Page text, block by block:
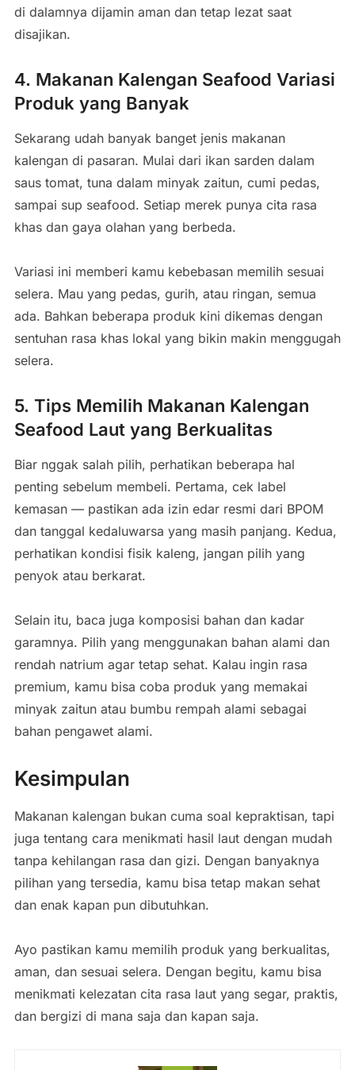
di dalamnya dijamin aman dan tetap lezat saat
disajikan.
4. Makanan Kalengan Seafood Variasi
Produk yang Banyak
Sekarang udah banyak banget jenis makanan
kalengan di pasaran. Mulai dari ikan sarden dalam
saus tomat, tuna dalam minyak zaitun, cumi pedas,
sampai sup seafood. Setiap merek punya cita rasa
khas dan gaya olahan yang berbeda.
Variasi ini memberi kamu kebebasan memilih sesuai
selera. Mau yang pedas, gurih, atau ringan, semua
ada. Bahkan beberapa produk kini dikemas dengan
sentuhan rasa khas lokal yang bikin makin menggugah
selera.
5. Tips Memilih Makanan Kalengan
Seafood Laut yang Berkualitas
Biar nggak salah pilih, perhatikan beberapa hal
penting sebelum membeli. Pertama, cek label
kemasan — pastikan ada izin edar resmi dari BPOM
dan tanggal kedaluwarsa yang masih panjang. Kedua,
perhatikan kondisi fisik kaleng, jangan pilih yang
penyok atau berkarat.
Selain itu, baca juga komposisi bahan dan kadar
garamnya. Pilih yang menggunakan bahan alami dan
rendah natrium agar tetap sehat. Kalau ingin rasa
premium, kamu bisa coba produk yang memakai
minyak zaitun atau bumbu rempah alami sebagai
bahan pengawet alami.
Kesimpulan
Makanan kalengan bukan cuma soal kepraktisan, tapi
juga tentang cara menikmati hasil laut dengan mudah
tanpa kehilangan rasa dan gizi. Dengan banyaknya
pilihan yang tersedia, kamu bisa tetap makan sehat
dan enak kapan pun dibutuhkan.
Ayo pastikan kamu memilih produk yang berkualitas,
aman, dan sesuai selera. Dengan begitu, kamu bisa
menikmati kelezatan cita rasa laut yang segar, praktis,
dan bergizi di mana saja dan kapan saja.